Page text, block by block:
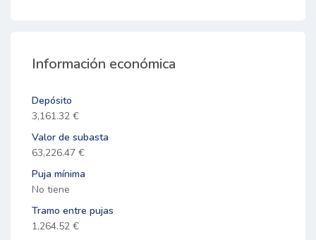
Información económica
Depósito
3,161.32 €
Valor de subasta
63,226.47 €
Puja mínima
No tiene
Tramo entre pujas
1,264.52 €